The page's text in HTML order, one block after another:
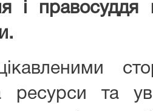
і
ресурси та